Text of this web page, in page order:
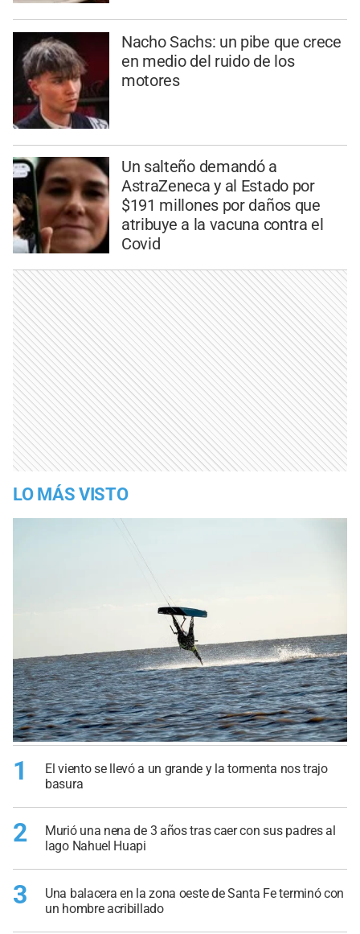
Nacho Sachs: un pibe que crece
en medio del ruido de los
motores
Un salteño demandó a
AstraZeneca y al Estado por
$191 millones por daños que
atribuye a la vacuna contra el
Covid
LO MÁS VISTO
1
El viento se llevó a un grande y la tormenta nos trajo
basura
2
Murió una nena de 3 años tras caer con sus padres al
lago Nahuel Huapi
3
Una balacera en la zona oeste de Santa Fe terminó con
un hombre acribillado